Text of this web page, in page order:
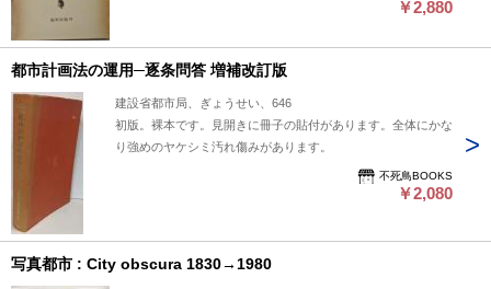
￥2,880
都市計画法の運用─逐条問答 増補改訂版
建設省都市局、ぎょうせい、646
初版。裸本です。見開きに冊子の貼付があります。全体にかな
り強めのヤケシミ汚れ傷みがあります。
不死鳥BOOKS
￥2,080
写真都市 : City obscura 1830→1980